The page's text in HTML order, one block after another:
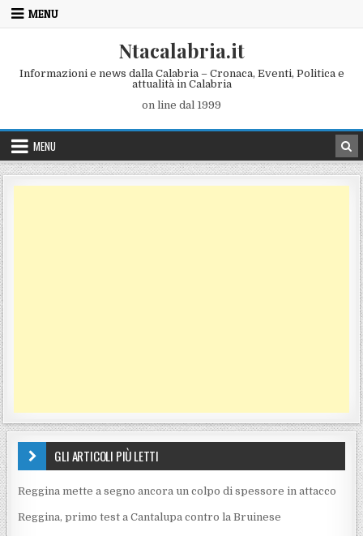
Skip to content
MENU
Ntacalabria.it
Informazioni e news dalla Calabria – Cronaca, Eventi, Politica e
attualità in Calabria
on line dal 1999
MENU
GLI ARTICOLI PIÙ LETTI
Reggina mette a segno ancora un colpo di spessore in attacco
Reggina, primo test a Cantalupa contro la Bruinese